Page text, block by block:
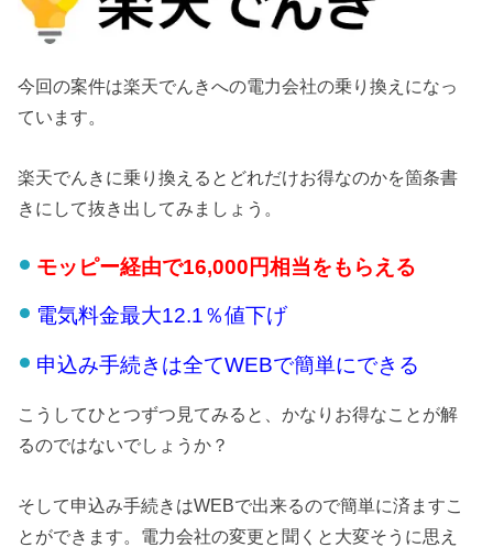
今回の案件は楽天でんきへの電力会社の乗り換えになっ
ています。
楽天でんきに乗り換えるとどれだけお得なのかを箇条書
きにして抜き出してみましょう。
モッピー経由で16,000円相当をもらえる
電気料金最大12.1％値下げ
申込み手続きは全てWEBで簡単にできる
こうしてひとつずつ見てみると、かなりお得なことが解
るのではないでしょうか？
そして申込み手続きはWEBで出来るので簡単に済ますこ
とができます。電力会社の変更と聞くと大変そうに思え